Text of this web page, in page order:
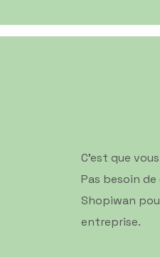
C’est que
Pas besoin
Shopiwan
entreprise.